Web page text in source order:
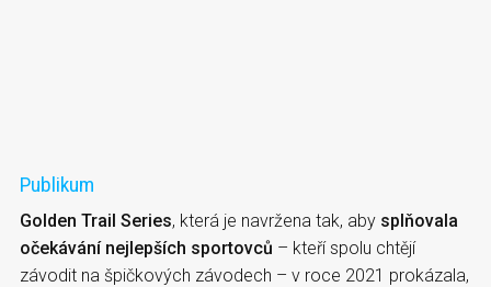
Publikum
Golden Trail Series, která je navržena tak, aby splňovala
očekávání nejlepších sportovců – kteří spolu chtějí
závodit na špičkových závodech – v roce 2021 prokázala,